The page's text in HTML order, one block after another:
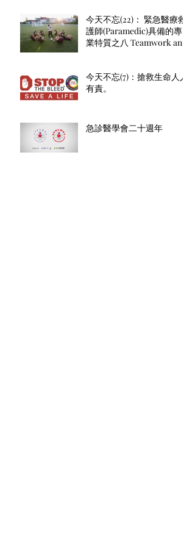
今天不忘(22)： 緊急醫療救
護師(Paramedic)具備的專
業特質之八 Teamwork and
今天不忘(7)：搶救生命人人
有責。
急診醫學會二十週年